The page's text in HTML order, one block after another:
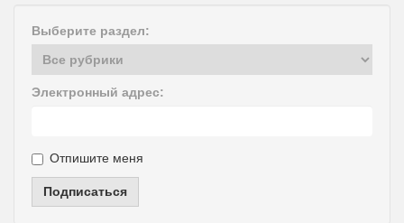
Выберите раздел:
Электронный адрес:
Отпишите меня
Подписаться